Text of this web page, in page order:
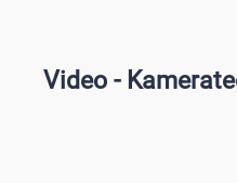
Video -